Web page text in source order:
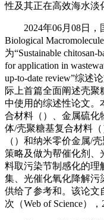
性及其正在高效海水淡
2024年06月08日，国
Biological
为“Sustainable chitosan-
for application in
up-to-date review”综述
际上首篇全面阐述壳
中使用的综述性论文。
合材料（）、金属硫化
体/壳聚糖基复合材料
（）和纳米零价金属/
策略及做为帮催化剂、
料取污染节制感化的理
集、光催化氧化降解污
供给了参考和。该论文
次（Web of Science）